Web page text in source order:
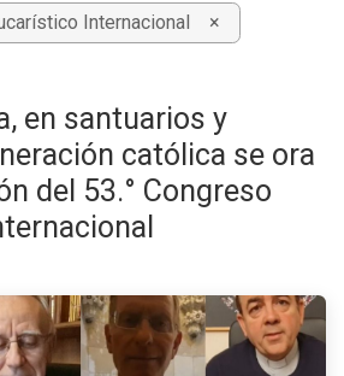
Internacional ×
en santuarios y
católica se ora
del 53.° Congreso